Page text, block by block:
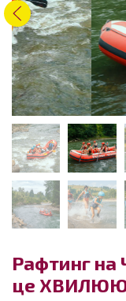
Рафтинг
це